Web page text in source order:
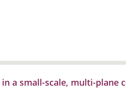
a small-scale, multi-plane